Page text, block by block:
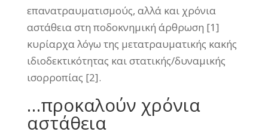
επανατραυματισμούς, αλλά και χρόνια
αστάθεια στη ποδοκνημική άρθρωση [1]
κυρίαρχα λόγω της μετατραυματικής κακής
ιδιοδεκτικότητας και στατικής/δυναμικής
ισορροπίας [2].
…προκαλούν χρόνια
αστάθεια